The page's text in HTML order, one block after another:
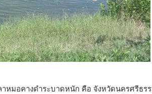
มอคางดำระบาดหนัก คือ จังหวัดนครศรีธร